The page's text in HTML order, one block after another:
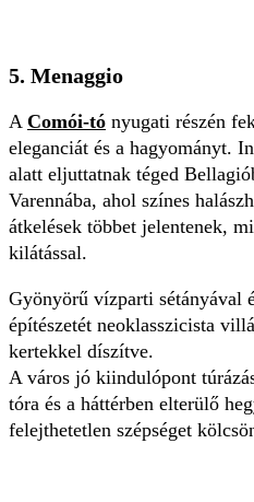
5. Menaggio
A Comói-tó nyugati részén
eleganciát és a hagyományt.
alatt eljuttatnak téged
Varennába, ahol színes
átkelések többet jelentenek,
kilátással.
Gyönyörű vízparti sétányával
építészetét neoklasszicista
kertekkel díszítve.
A város jó kiindulópont
tóra és a háttérben elterülő
felejthetetlen szépséget